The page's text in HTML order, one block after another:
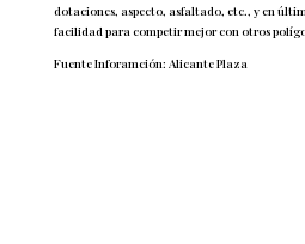
dotaciones, aspecto, asfaltado, etc., y en
facilidad para competir mejor con otros
Fuente Inforamción: Alicante Plaza